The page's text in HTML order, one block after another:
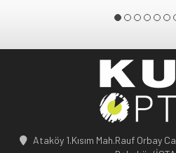
Ataköy 1.Kısım Mah.Rauf Orbay